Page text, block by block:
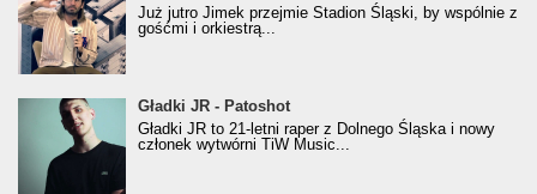
Już jutro Jimek przejmie Stadion Śląski, by wspólnie z
gośćmi i orkiestrą...
Gładki JR - Patoshot
Gładki JR - Patoshot
Gładki JR to 21-letni raper z Dolnego Śląska i nowy
członek wytwórni TiW Music...